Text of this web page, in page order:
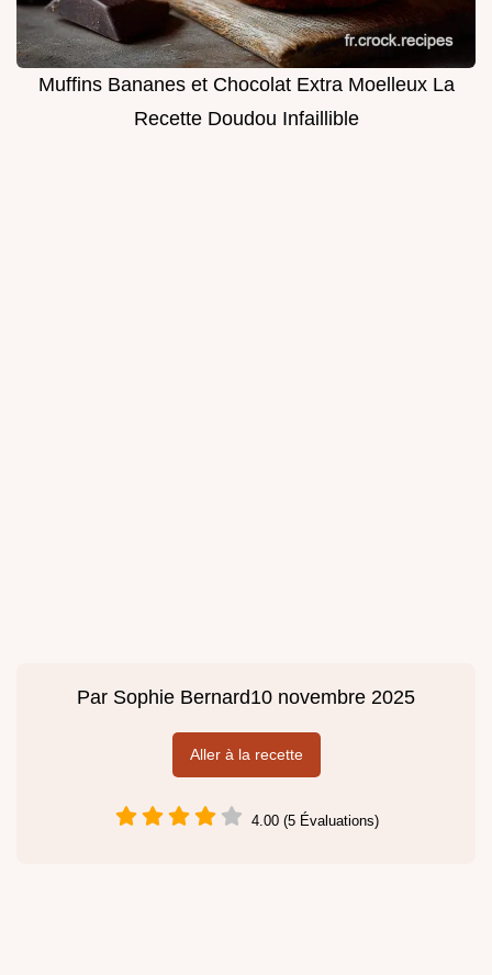
Muffins Bananes et Chocolat Extra Moelleux La
Recette Doudou Infaillible
Par Sophie Bernard10 novembre 2025
Aller à la recette
4.00 (5 Évaluations)